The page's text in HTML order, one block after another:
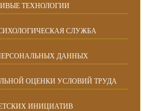
ТЕХНОЛОГИИ
СЛУЖБА
ДАННЫХ
ОЦЕНКИ УСЛОВИЙ ТРУДА
ИНИЦИАТИВ